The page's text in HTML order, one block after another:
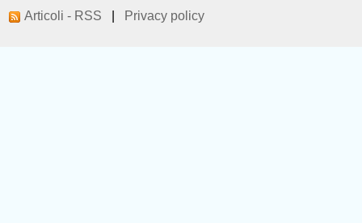
Articoli - RSS Privacy policy